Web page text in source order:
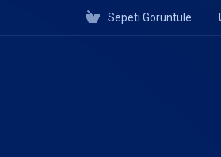
Sepeti Görüntüle